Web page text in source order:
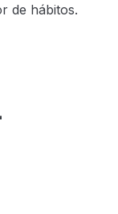
de hábitos.